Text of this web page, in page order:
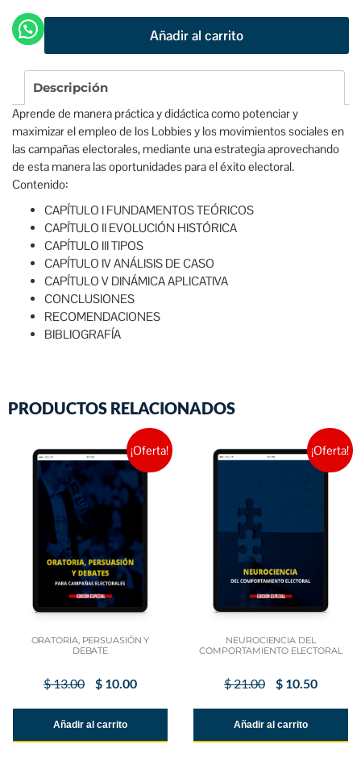
Añadir al carrito
Descripción
Aprende de manera práctica y didáctica como potenciar y
maximizar el empleo de los Lobbies y los movimientos sociales en
las campañas electorales, mediante una estrategia aprovechando
de esta manera las oportunidades para el éxito electoral.
Contenido:
CAPÍTULO I FUNDAMENTOS TEÓRICOS
CAPÍTULO II EVOLUCIÓN HISTÓRICA
CAPÍTULO III TIPOS
CAPÍTULO IV ANÁLISIS DE CASO
CAPÍTULO V DINÁMICA APLICATIVA
CONCLUSIONES
RECOMENDACIONES
BIBLIOGRAFÍA
PRODUCTOS RELACIONADOS
¡Oferta!
ORATORIA, PERSUASIÓN Y
DEBATE
$13.00 $ 10.00
Añadir al carrito
¡Oferta!
NEUROCIENCIA DEL
COMPORTAMIENTO ELECTORAL
$21.00 $ 10.50
Añadir al carrito